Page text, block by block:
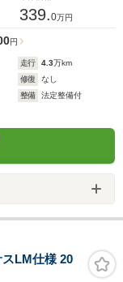
339.0万円
円
走行 4.3万km
修復
なし
整備
法定整備付
LM仕様 20